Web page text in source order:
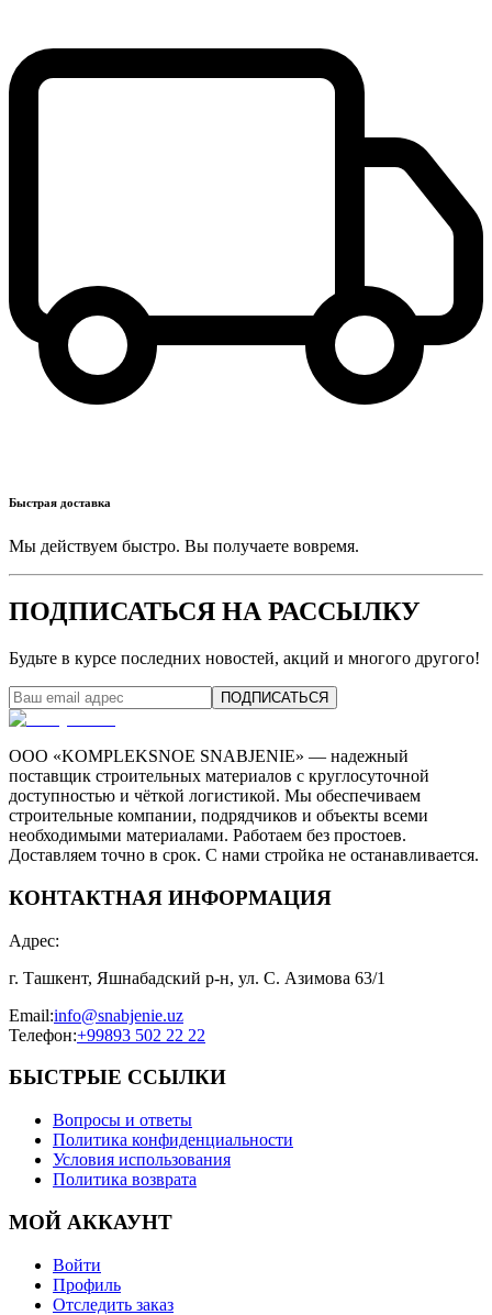
Быстрая доставка
Мы действуем быстро. Вы получаете вовремя.
ПОДПИСАТЬСЯ НА РАССЫЛКУ
Будьте в курсе последних новостей, акций и многого другого!
ПОДПИСАТЬСЯ
ООО «KOMPLEKSNOE SNABJENIE» — надежный
поставщик строительных материалов с круглосуточной
доступностью и чёткой логистикой. Мы обеспечиваем
строительные компании, подрядчиков и объекты всеми
необходимыми материалами. Работаем без простоев.
Доставляем точно в срок. С нами стройка не останавливается.
КОНТАКТНАЯ ИНФОРМАЦИЯ
Адрес:
г. Ташкент, Яшнабадский р-н, ул. С. Азимова 63/1
Email:info@snabjenie.uz
Телефон:+99893 502 22 22
БЫСТРЫЕ ССЫЛКИ
Вопросы и ответы
Политика конфиденциальности
Условия использования
Политика возврата
МОЙ АККАУНТ
Войти
Профиль
Отследить заказ